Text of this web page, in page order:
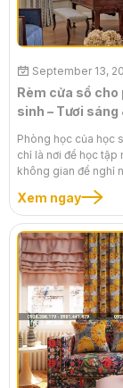
September 13,
Rèm cửa sổ cho
sinh – Tươi sáng
Phòng học của học
chỉ là nơi để học tập
không gian để nghỉ
và phát triển tư duy.
cửa phù hợp đóng
cùng quan trọng,
ánh sáng, bảo vệ
tạo nên một môi
đầy cảm hứng. Việc
cửa sổ cho phòng
ưu tiên sự tươi sáng,
tiết kiệm. Bài viết
những kinh nghiệm
kiến tạo một không
lý tưởng, giúp con
toàn diện.
Xem ngay